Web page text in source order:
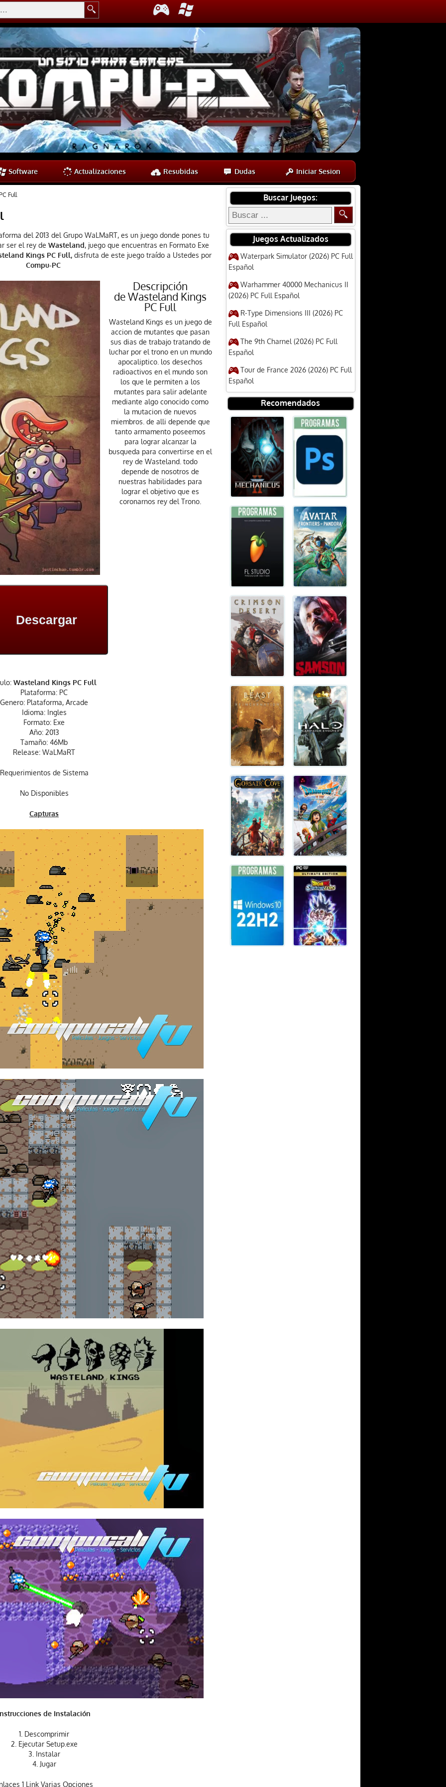
Software Actualizaciones Resubidas Dudas Iniciar Sesion
Full
del 2013 del Grupo WaLMaRT, es un juego donde pones tu
ser el rey de Wasteland, juego que encuentras en Formato Exe
Kings PC Full, disfruta de este juego traído a Ustedes por
Compu-PC
Descripción
de Wasteland Kings
PC Full
Wasteland Kings es un juego de
accion de mutantes que pasan
sus dias de trabajo tratando de
luchar por el trono en un mundo
apocaliptico. los desechos
radioactivos en el mundo son
los que le permiten a los
mutantes para salir adelante
mediante algo conocido como
la mutacion de nuevos
miembros. de alli depende que
tanto armamento poseemos
para lograr alcanzar la
busqueda para convertirse en el
rey de Wasteland. todo
depende de nosotros de
nuestras habilidades para
lograr el objetivo que es
coronarnos rey del Trono.
Descargar
Wasteland Kings PC Full
Plataforma: PC
Genero: Plataforma, Arcade
Idioma: Ingles
Formato: Exe
Año: 2013
Tamaño: 46Mb
Release: WaLMaRT
Requerimientos de Sistema
No Disponibles
Capturas
de Instalación
1. Descomprimir
2. Ejecutar Setup.exe
3. Instalar
4. Jugar
1 Link Varias Opciones
Buscar Juegos:
Juegos Actualizados
Waterpark Simulator (2026) PC Full
Español
Warhammer 40000 Mechanicus II
(2026) PC Full Español
R-Type Dimensions III (2026) PC
Full Español
The 9th Charnel (2026) PC Full
Español
Tour de France 2026 (2026) PC Full
Español
Recomendados